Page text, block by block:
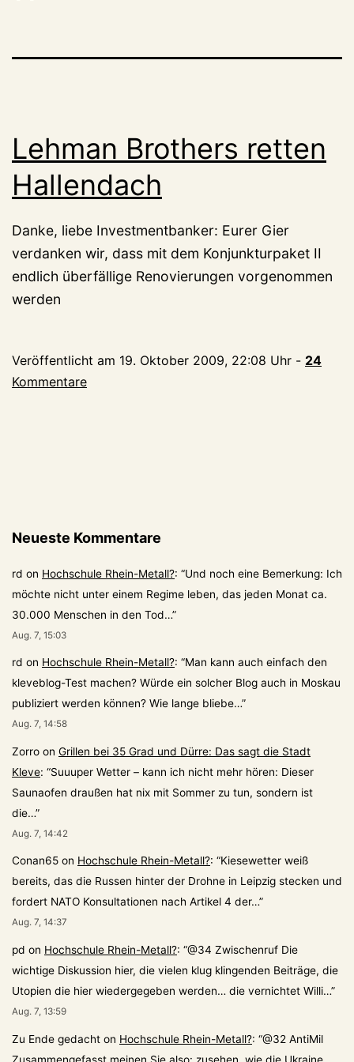
Lehman Brothers retten
Hallendach
Danke, liebe Investmentbanker: Eurer Gier
verdanken wir, dass mit dem Konjunkturpaket II
endlich überfällige Renovierungen vorgenommen
werden
Veröffentlicht am 19. Oktober 2009, 22:08 Uhr - 24
Kommentare
Neueste Kommentare
rd on Hochschule Rhein-Metall?: “Und noch eine Bemerkung: Ich
möchte nicht unter einem Regime leben, das jeden Monat ca.
30.000 Menschen in den Tod…”
Aug. 7, 15:03
rd on Hochschule Rhein-Metall?: “Man kann auch einfach den
kleveblog-Test machen? Würde ein solcher Blog auch in Moskau
publiziert werden können? Wie lange bliebe…”
Aug. 7, 14:58
Zorro on Grillen bei 35 Grad und Dürre: Das sagt die Stadt
Kleve: “Suuuper Wetter – kann ich nicht mehr hören: Dieser
Saunaofen draußen hat nix mit Sommer zu tun, sondern ist
die…”
Aug. 7, 14:42
Conan65 on Hochschule Rhein-Metall?: “Kiesewetter weiß
bereits, das die Russen hinter der Drohne in Leipzig stecken und
fordert NATO Konsultationen nach Artikel 4 der…”
Aug. 7, 14:37
pd on Hochschule Rhein-Metall?: “@34 Zwischenruf Die
wichtige Diskussion hier, die vielen klug klingenden Beiträge, die
Utopien die hier wiedergegeben werden… die vernichtet Willi…”
Aug. 7, 13:59
Zu Ende gedacht on Hochschule Rhein-Metall?: “@32 AntiMil
Zusammengefasst meinen Sie also: zusehen, wie die Ukraine